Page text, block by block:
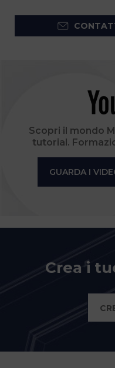
Scopri il mondo
tutorial.
GUARDA I
Crea i